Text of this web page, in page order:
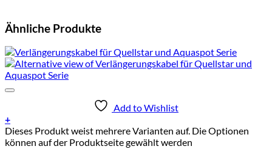
Ähnliche Produkte
Add to Wishlist
+
Dieses Produkt weist mehrere Varianten auf. Die Optionen
können auf der Produktseite gewählt werden